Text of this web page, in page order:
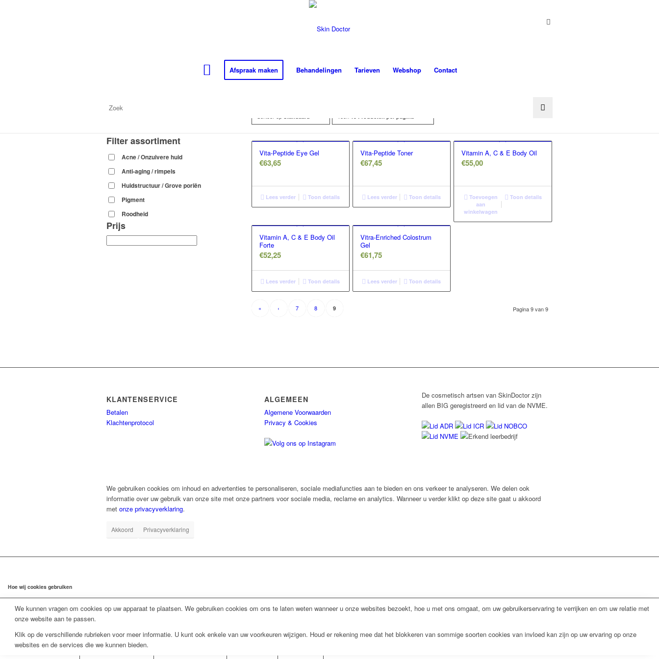
Afspraak maken Behandelingen Tarieven Webshop Contact
Standaard 15 Producten per pagina
Vita-Peptide Eye Gel
€63,65
Lees verder Toon details
Vita-Peptide Toner
€67,45
Lees verder Toon details
Vitamin A, C & E Body Oil
€55,00
Toevoegen
aan
winkelwagen
Toon details
Vitamin A, C & E Body Oil
Forte
€52,25
Lees verder Toon details
Vitra-Enriched Colostrum
Gel
€61,75
Lees verder Toon details
Pagina 9 van 9
« ‹ 7 8 9
Filter assortiment
Acne / Onzuivere huid
Anti-aging / rimpels
Huidstructuur / Grove poriën
Pigment
Roodheid
Prijs
KLANTENSERVICE
Betalen
Klachtenprotocol
ALGEMEEN
Algemene Voorwaarden
Privacy & Cookies
De cosmetisch artsen van SkinDoctor zijn
allen BIG geregistreerd en lid van de NVME.
We gebruiken cookies om inhoud en advertenties te personaliseren, sociale mediafuncties aan te bieden en ons verkeer te analyseren. We delen ook
informatie over uw gebruik van onze site met onze partners voor sociale media, reclame en analytics. Wanneer u verder klikt op deze site gaat u akkoord
met onze privacyverklaring.
Akkoord Privacyverklaring
Hoe wij cookies gebruiken
We kunnen vragen om cookies op uw apparaat te plaatsen. We gebruiken cookies om ons te laten weten wanneer u onze websites bezoekt, hoe u met ons omgaat, om uw gebruikerservaring te verrijken en om uw relatie met
onze website aan te passen.
Klik op de verschillende rubrieken voor meer informatie. U kunt ook enkele van uw voorkeuren wijzigen. Houd er rekening mee dat het blokkeren van sommige soorten cookies van invloed kan zijn op uw ervaring op onze
websites en de services die we kunnen bieden.